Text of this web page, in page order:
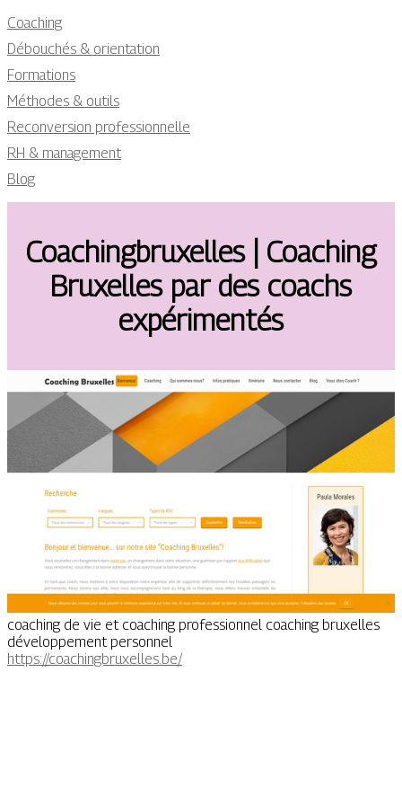
Coaching
Débouchés & orientation
Formations
Méthodes & outils
Reconversion professionnelle
RH & management
Blog
Coachingbru­xel­les | Coaching
Bruxelles par des coachs
expéri­mentés
coaching de vie et coaching professionnel coaching bruxelles
développement personnel
https://coachingbruxelles.be/